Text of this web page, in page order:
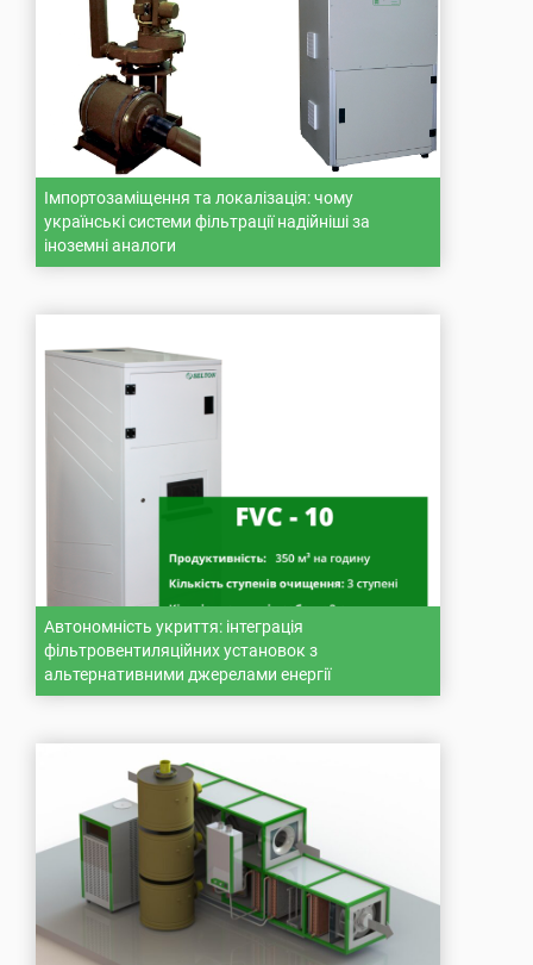
Імпортозаміщення та локалізація: чому
українські системи фільтрації надійніші за
іноземні аналоги
Автономність укриття: інтеграція
фільтровентиляційних установок з
альтернативними джерелами енергії